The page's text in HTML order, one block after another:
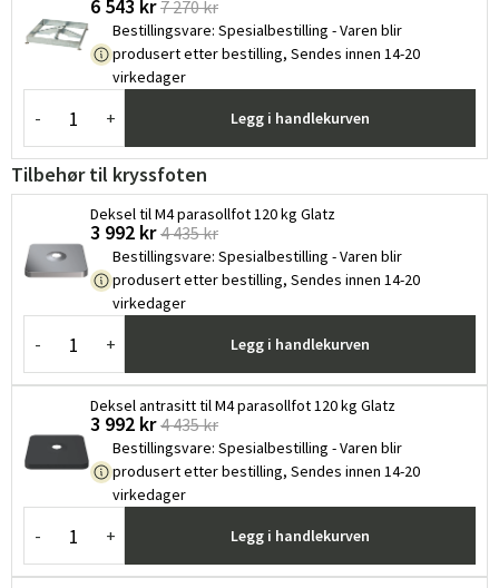
Sverige
Norge
Suomi
6 543 kr 7 270 kr
Bestillingsvare: Spesialbestilling - Varen blir
produsert etter bestilling, Sendes innen 14-20
virkedager
- + Legg i handlekurven
Tilbehør til kryssfoten
Deksel til M4 parasollfot 120 kg Glatz
3 992 kr 4 435 kr
Bestillingsvare: Spesialbestilling - Varen blir
produsert etter bestilling, Sendes innen 14-20
virkedager
- + Legg i handlekurven
Deksel antrasitt til M4 parasollfot 120 kg Glatz
3 992 kr 4 435 kr
Bestillingsvare: Spesialbestilling - Varen blir
produsert etter bestilling, Sendes innen 14-20
virkedager
- + Legg i handlekurven